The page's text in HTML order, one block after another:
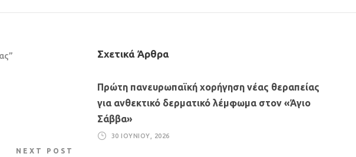
NEXT POST
Σχετικά Άρθρα
Πρώτη πανευρωπαϊκή χορήγηση νέας θεραπείας
για ανθεκτικό δερματικό λέμφωμα στον «Άγιο
Σάββα»
30 ΙΟΥΝΊΟΥ, 2026